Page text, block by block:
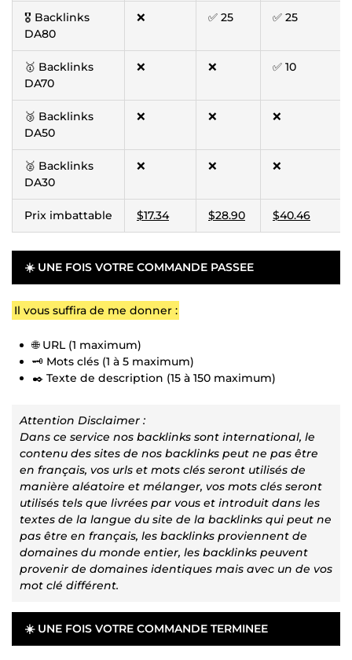
🎖️ Backlinks
DA80
❌ ✅ 25 ✅ 25
🥇 Backlinks
DA70
❌ ❌ ✅ 10
🥉 Backlinks
DA50
❌ ❌ ❌
🥈 Backlinks
DA30
❌ ❌ ❌
Prix imbattable $17.34 $28.90 $40.46
☀️ UNE FOIS VOTRE COMMANDE PASSEE
Il vous suffira de me donner :
🌐 URL (1 maximum)
🗝️ Mots clés (1 à 5 maximum)
✒️ Texte de description (15 à 150 maximum)
Attention Disclaimer :
Dans ce service nos backlinks sont international, le
contenu des sites de nos backlinks peut ne pas être
en français, vos urls et mots clés seront utilisés de
manière aléatoire et mélanger, vos mots clés seront
utilisés tels que livrées par vous et introduit dans les
textes de la langue du site de la backlinks qui peut ne
pas être en français, les backlinks proviennent de
domaines du monde entier, les backlinks peuvent
provenir de domaines identiques mais avec un de vos
mot clé différent.
☀️ UNE FOIS VOTRE COMMANDE TERMINEE